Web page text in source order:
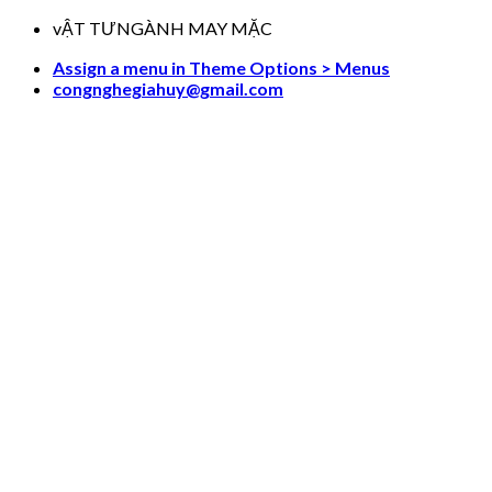
Skip
content
vẬT TƯNGÀNH MAY MẶC
Assign a menu in Theme Options > Menus
congnghegiahuy@gmail.com